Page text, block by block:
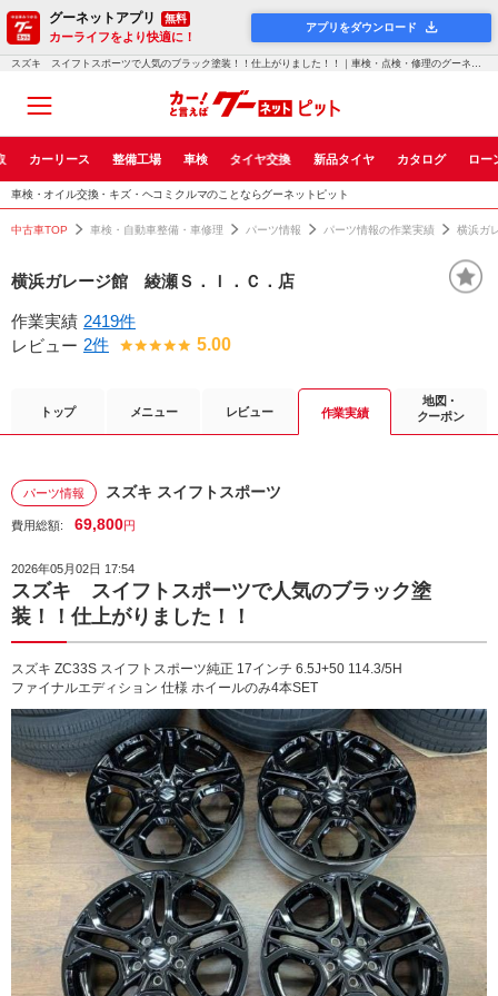
グーネットアプリ 無料
カーライフをより快適に！
アプリをダウンロード
スズキ スイフトスポーツで人気のブラック塗装！！仕上がりました！！｜車検・点検・修理のグーネットピット
カーリース 整備工場 車検 タイヤ交換 新品タイヤ カタログ ロー
車検・オイル交換・キズ・ヘコミクルマのことならグーネットピット
中古車TOP 車検・自動車整備・車修理 パーツ情報 パーツ情報の作業実績 横浜ガ
横浜ガレージ館 綾瀬Ｓ．Ｉ．Ｃ．店
作業実績 2419件
レビュー 2件 5.00
トップ メニュー レビュー 作業実績
地図・
クーポン
パーツ情報 スズキ スイフトスポーツ
費用総額: 69,800円
2026年05月02日 17:54
スズキ スイフトスポーツで人気のブラック塗
装！！仕上がりました！！
スズキ ZC33S スイフトスポーツ純正 17インチ 6.5J+50 114.3/5H
ファイナルエディション 仕様 ホイールのみ4本SET